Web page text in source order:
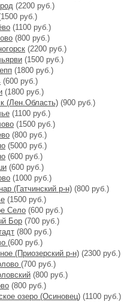
(2200 руб.)
руб.)
(1100 руб.)
(800 руб.)
(2200 руб.)
(1500 руб.)
(1800 руб.)
(600 руб.)
(1800 руб.)
(Лен.Область) (900 руб.)
(1100 руб.)
(1500 руб.)
(800 руб.)
(5000 руб.)
(600 руб.)
(600 руб.)
(1000 руб.)
(Гатчинский р-н) (800 руб.)
(1500 руб.)
Село (600 руб.)
Бор (700 руб.)
(800 руб.)
(600 руб.)
(Приозерский р-н) (2300 руб.)
(700 руб.)
(800 руб.)
(800 руб.)
озеро (Осиновец) (1100 руб.)